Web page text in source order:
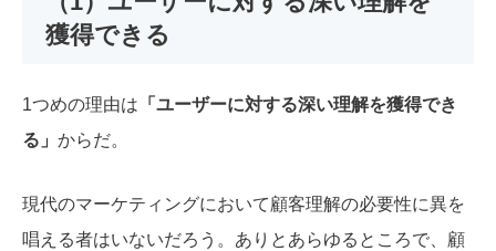
獲得できる
1つめの理由は 「ユーザーに対する深い理解を獲得でき
る」 からだ。
現代のマーケティングにおいて顧客理解の必要性に異を
唱える者はいないだろう。ありとあらゆるところで、顧